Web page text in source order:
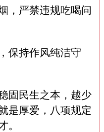
，严禁违规吃喝问
保持作风纯洁守
固民生之本，越少
是厚爱，八项规定
。